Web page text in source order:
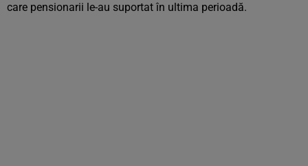
care pensionarii le-au suportat în ultima perioadă.